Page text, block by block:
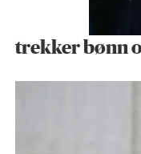
trekker bønn